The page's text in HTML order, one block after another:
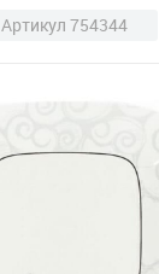
Артикул 754344